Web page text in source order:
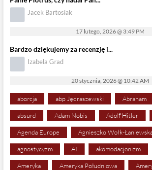
Jacek Bartosiak
17 lutego, 2026 @ 3:49 PM
Bardzo dziękujemy za recenzję i...
Izabela Grad
20 stycznia, 2026 @ 10:42 AM
aborcja abp Jędraszewski Abraham
absurd Adam Nobis Adolf Hitler
Agenda Europe Agnieszko Wołk-
agnostycyzm AI akomodacjonizm
Ameryka Ameryka Południowa